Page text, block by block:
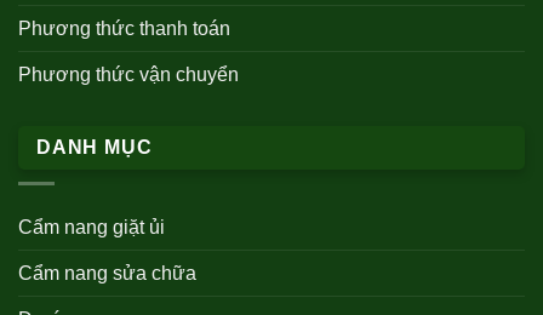
Phương thức thanh toán
Phương thức vận chuyển
DANH MỤC
Cẩm nang giặt ủi
Cẩm nang sửa chữa